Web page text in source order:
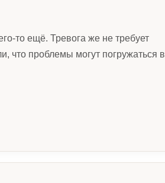
то ещё. Тревога же не требует
что проблемы могут погружаться в